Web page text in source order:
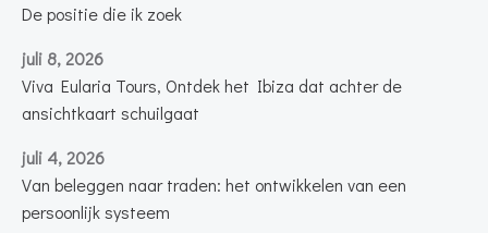
De positie die ik zoek
juli 8, 2026
Viva Eularia Tours, Ontdek het Ibiza dat achter de
ansichtkaart schuilgaat
juli 4, 2026
Van beleggen naar traden: het ontwikkelen van een
persoonlijk systeem